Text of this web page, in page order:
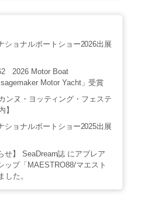
ショナルボートショー2026出展
2026 Motor Boat
Motor Yacht」受賞
ンヌ・ヨッティング・フェステ
】
ショナルボートショー2025出展
せ】 SeaDream誌 にアプレア
ップ「MAESTRO88/マエスト
した。